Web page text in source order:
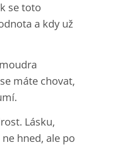
se toto
a kdy už
máte chovat,
Lásku,
hned, ale po